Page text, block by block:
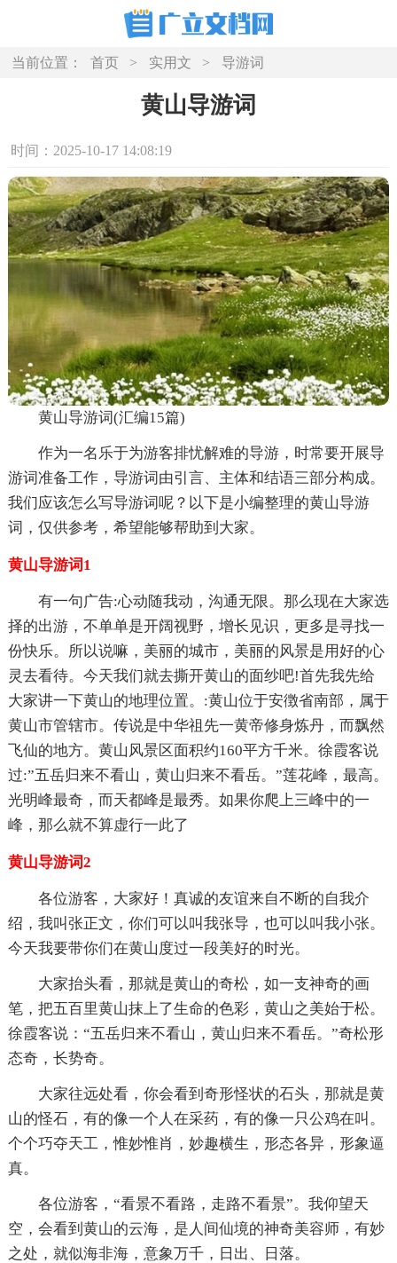
当前位置： 首页 > 实用文 > 导游词
黄山导游词
时间：2025-10-17 14:08:19
黄山导游词(汇编15篇)
作为一名乐于为游客排忧解难的导游，时常要开展导
游词准备工作，导游词由引言、主体和结语三部分构成。
我们应该怎么写导游词呢？以下是小编整理的黄山导游
词，仅供参考，希望能够帮助到大家。
黄山导游词1
有一句广告:心动随我动，沟通无限。那么现在大家选
择的出游，不单单是开阔视野，增长见识，更多是寻找一
份快乐。所以说嘛，美丽的城市，美丽的风景是用好的心
灵去看待。今天我们就去撕开黄山的面纱吧!首先我先给
大家讲一下黄山的地理位置。:黄山位于安徴省南部，属于
黄山市管辖市。传说是中华祖先一黄帝修身炼丹，而飘然
飞仙的地方。黄山风景区面积约160平方千米。徐霞客说
过:”五岳归来不看山，黄山归来不看岳。”莲花峰，最高。
光明峰最奇，而天都峰是最秀。如果你爬上三峰中的一
峰，那么就不算虚行一此了
黄山导游词2
各位游客，大家好！真诚的友谊来自不断的自我介
绍，我叫张正文，你们可以叫我张导，也可以叫我小张。
今天我要带你们在黄山度过一段美好的时光。
大家抬头看，那就是黄山的奇松，如一支神奇的画
笔，把五百里黄山抹上了生命的色彩，黄山之美始于松。
徐霞客说：“五岳归来不看山，黄山归来不看岳。”奇松形
态奇，长势奇。
大家往远处看，你会看到奇形怪状的石头，那就是黄
山的怪石，有的像一个人在采药，有的像一只公鸡在叫。
个个巧夺天工，惟妙惟肖，妙趣横生，形态各异，形象逼
真。
各位游客，“看景不看路，走路不看景”。我仰望天
空，会看到黄山的云海，是人间仙境的神奇美容师，有妙
之处，就似海非海，意象万千，日出、日落。